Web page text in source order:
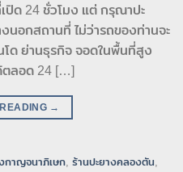
ปิด 24 ชั่วโมง แต่ กรุณาปะ
นอกสถานที่ ไม่ว่ารถของท่านจะ
โด ย่านธุรกิจ จอดในพื้นที่สูง
ด้ตลอด 24 […]
→
กาญจนาภิเษก, ร้านปะยางคลองตัน,